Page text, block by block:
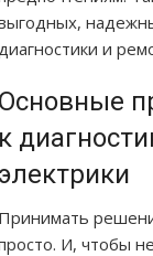
и
Основные
к
электрики
Принимать
И, чтобы